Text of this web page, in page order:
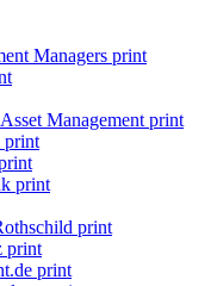
Managers print
Management print
print
print
print
print
print